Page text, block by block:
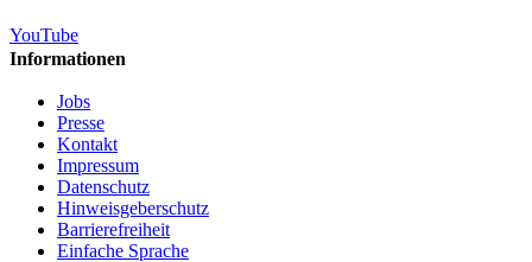
YouTube
Informationen
Jobs
Presse
Kontakt
Impressum
Datenschutz
Hinweisgeberschutz
Barrierefreiheit
Einfache Sprache